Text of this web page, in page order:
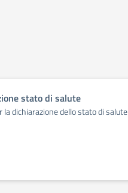
stato di salute
la dichiarazione dello stato di salute